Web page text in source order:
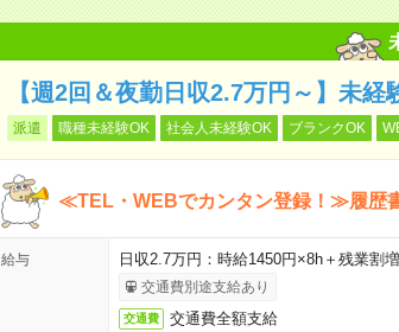
【週2回＆夜勤日収2.7万円～】未経
派遣 職種未経験OK 社会人未経験OK ブランクOK
≪TEL・WEBでカンタン登録！≫履歴
給与 日収2.7万円：時給1450円×8h＋残業割
交通費別途支給あり
交通費 交通費全額支給